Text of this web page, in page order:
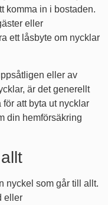
komma in i bostaden.
eller
ett låsbyte om nycklar
eller av
är det generellt
att byta ut nycklar
din hemförsäkring
nyckel som går till allt.
eller